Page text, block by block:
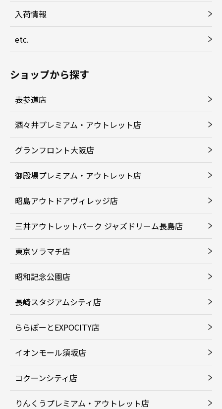
入荷情報
etc.
ショップから探す
表参道店
酒々井プレミアム・アウトレット店
グランフロント大阪店
御殿場プレミアム・アウトレット店
昭島アウトドアヴィレッジ店
三井アウトレットパーク ジャズドリーム長島店
東京ソラマチ店
昭和記念公園店
長崎スタジアムシティ店
ららぽーとEXPOCITY店
イオンモール須坂店
コクーンシティ店
りんくうプレミアム・アウトレット店